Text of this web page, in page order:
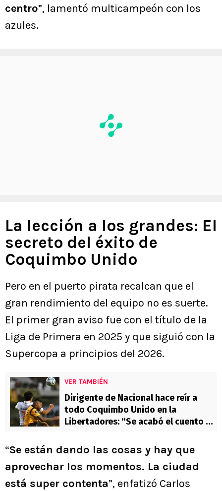
centro”, lamentó multicampeón con los
azules.
La lección a los grandes: El
secreto del éxito de
Coquimbo Unido
Pero en el puerto pirata recalcan que el
gran rendimiento del equipo no es suerte.
El primer gran aviso fue con el título de la
Liga de Primera en 2025 y que siguió con la
Supercopa a principios del 2026.
VER TAMBIÉN
Dirigente de Nacional hace reír a
todo Coquimbo Unido en la
Libertadores: “Se acabó el cuento de
chilenos”
“Se están dando las cosas y hay que
aprovechar los momentos. La ciudad
está super contenta”, enfatizó Carlos